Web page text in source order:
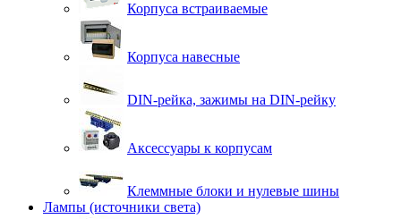
Корпуса встраиваемые
Корпуса навесные
DIN-рейка, зажимы на DIN-рейку
Аксессуары к корпусам
Клеммные блоки и нулевые шины
Лампы (источники света)